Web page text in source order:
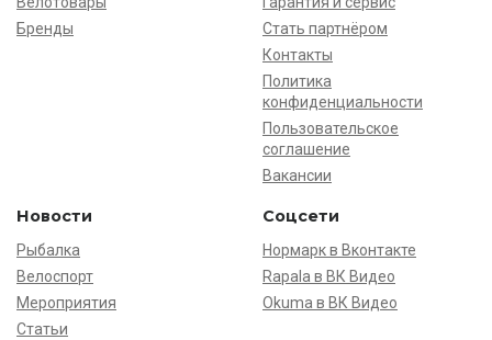
Бренды
Стать партнёром
Контакты
Политика
конфиденциальности
Пользовательское
соглашение
Вакансии
Новости
Рыбалка
Велоспорт
Мероприятия
Статьи
Соцсети
Нормарк в Вконтакте
Rapala в ВК Видео
Okuma в ВК Видео